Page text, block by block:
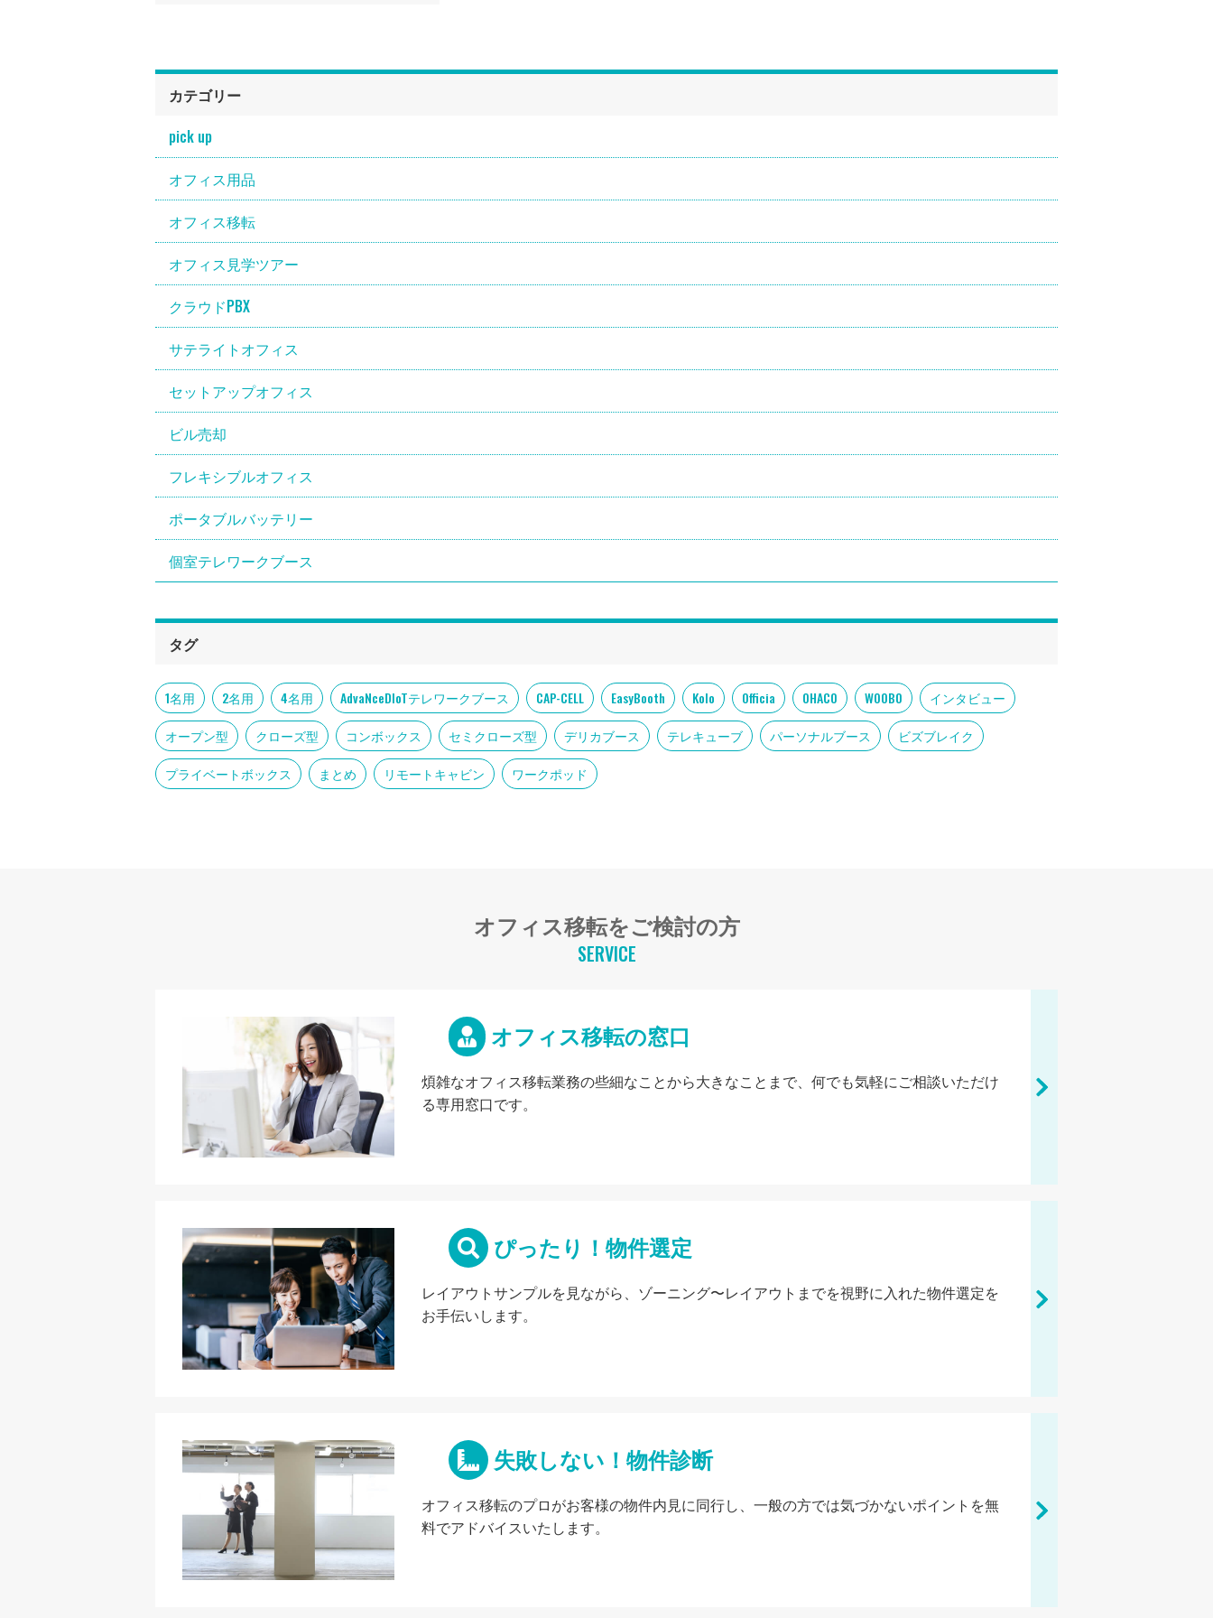
カテゴリー
pick up
オフィス用品
オフィス移転
オフィス見学ツアー
クラウドPBX
サテライトオフィス
セットアップオフィス
ビル売却
フレキシブルオフィス
ポータブルバッテリー
個室テレワークブース
タグ
1名用 2名用 4名用 AdvaNceDIoTテレワークブース CAP-CELL EasyBooth Kolo Officia OHACO WOOBO
インタビュー
オープン型
クローズ型 コンボックス セミクローズ型 デリカブース テレキューブ パーソナルブース
ビズブレイク
プライベートボックス
まとめ リモートキャビン ワークポッド
オフィス移転をご検討の方
SERVICE
オフィス移転の窓口
煩雑なオフィス移転業務の些細なことから大きなことまで、何でも気軽にご相談いただけ
る専用窓口です。
ぴったり！物件選定
レイアウトサンプルを見ながら、ゾーニング〜レイアウトまでを視野に入れた物件選定を
お手伝いします。
失敗しない！物件診断
オフィス移転のプロがお客様の物件内見に同行し、一般の方では気づかないポイントを無
料でアドバイスいたします。